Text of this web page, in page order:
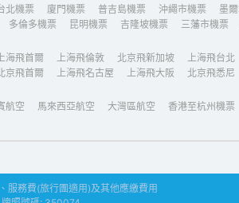
北機票 廈門機票 普吉島機票 沖繩市機票 墨
多倫多機票 昆明機票 吉隆坡機票 三藩市機票
海飛首爾 上海飛倫敦 北京飛新加坡 上海飛台北
京飛首爾 上海飛名古屋 上海飛大阪 北京飛悉尼
航空 馬來西亞航空 大灣區航空 香港至杭州機票
服務費(旅行團適用)及其他應繳費用